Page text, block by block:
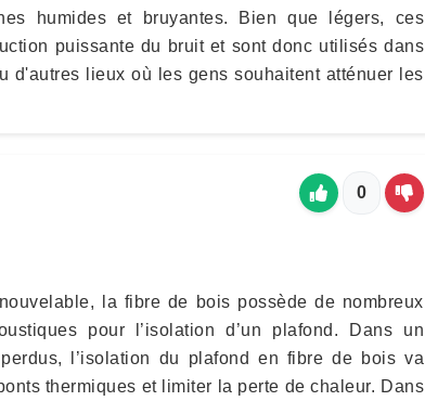
humides et bruyantes. Bien que légers, ces
puissante du bruit et sont donc utilisés dans
d'autres lieux où les gens souhaitent atténuer les
0
la fibre de bois possède de nombreux
pour l’isolation d’un plafond. Dans un
l’isolation du plafond en fibre de bois va
thermiques et limiter la perte de chaleur. Dans